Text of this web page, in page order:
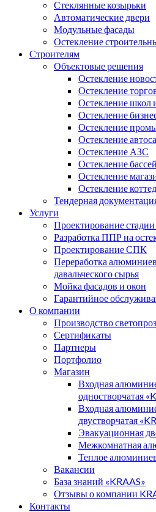
Стеклянные козырьки
Автоматические двери
Модульные фасады
Остекление
Строителям
Объектовые решения
Остекление
Остекление
Остекление школ
Остекление
Остекление
Остекление
Остекление АЗС
Остекление
Остекление
Остекление
Тендерная
Услуги
Проектирование
Разработка ППР на
Проектирование СПК
Переработка
давальческого сырья
Мойка фасадов и окон
Гарантийное
О компании
Производство
Сертификаты
Партнеры
Портфолио
Магазин
Входная
одностворчатая
Входная
двустворчатая
Эвакуационная
Межкомнатная
Теплое
Вакансии
База знаний «KRAAS»
Отзывы о компании
Контакты